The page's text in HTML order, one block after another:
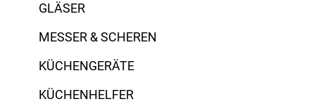
GLÄSER
MESSER & SCHEREN
KÜCHENGERÄTE
KÜCHENHELFER
Gusseisen
Keramik
Bredemeijer
Eva Solo